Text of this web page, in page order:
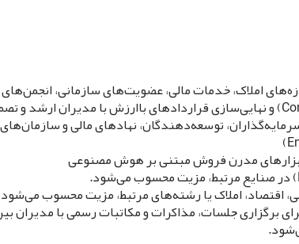
اقتصاد، املاک یا رشته‌های مرتبط، مزیت محسوب